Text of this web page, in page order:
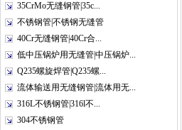
35CrMo无缝钢管|35c...
不锈钢管|不锈钢无缝管
40Cr无缝钢管|40Cr合...
低中压锅炉用无缝管|中压锅炉...
Q235螺旋焊管|Q235螺...
流体输送用无缝钢管|流体用无...
316L不锈钢管|316l不...
304不锈钢管